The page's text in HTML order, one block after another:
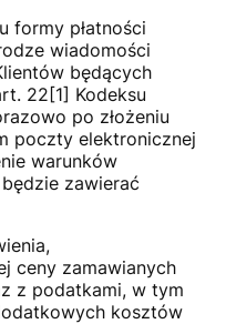
formy płatności
wiadomości
będących
22[1] Kodeksu
po złożeniu
poczty elektronicznej
warunków
zawierać
ceny zamawianych
z podatkami, w tym
kosztów